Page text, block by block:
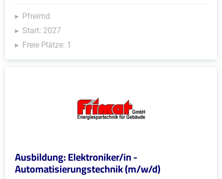
Pfreimd
Start: 2027
Freie Plätze: 1
Ausbildung: Elektroniker/in -
Automatisierungstechnik (m/w/d)